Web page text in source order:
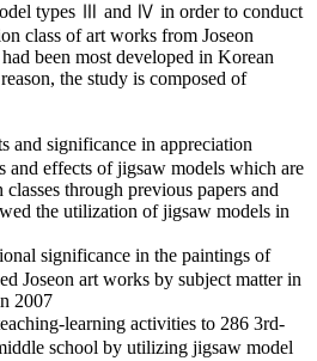
types Ⅲ and Ⅳ in order to conduct
class of art works from Joseon
been most developed in Korean
the study is composed of
and significance in appreciation
and effects of jigsaw models which are
through previous papers and
the utilization of jigsaw models in
significance in the paintings of
Joseon art works by subject matter in
2007
learning activities to 286 3rd-
school by utilizing jigsaw model